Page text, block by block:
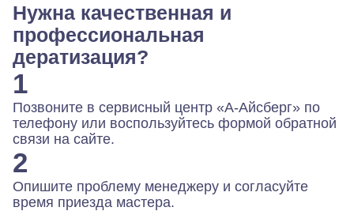
Нужна качественная и
профессиональная
дератизация?
1
Позвоните в сервисный центр «А-Айсберг» по
телефону или воспользуйтесь формой обратной
связи на сайте.
2
Опишите проблему менеджеру и согласуйте
время приезда мастера.